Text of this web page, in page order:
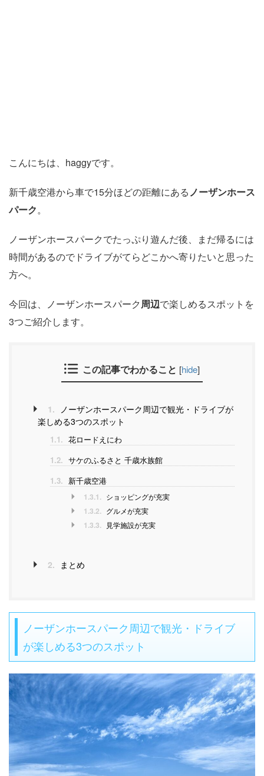
こんにちは、haggyです。
新千歳空港から車で15分ほどの距離にある ノーザンホース
パーク。
ノーザンホースパークでたっぷり遊んだ後、まだ帰るには
時間があるのでドライブがてらどこかへ寄りたいと思った
方へ。
今回は、ノーザンホースパーク 周辺で楽しめるスポットを
3つご紹介します。
この記事でわかること [hide]
1.
ノーザンホースパーク周辺で観光・ドライブが
楽しめる3つのスポット
1.1. 花ロードえにわ
1.2. サケのふるさと 千歳水族館
1.3. 新千歳空港
1.3.1. ショッピングが充実
1.3.2. グルメが充実
1.3.3. 見学施設が充実
2. まとめ
ノーザンホースパーク周辺で観光・ドライブ
が楽しめる3つのスポット